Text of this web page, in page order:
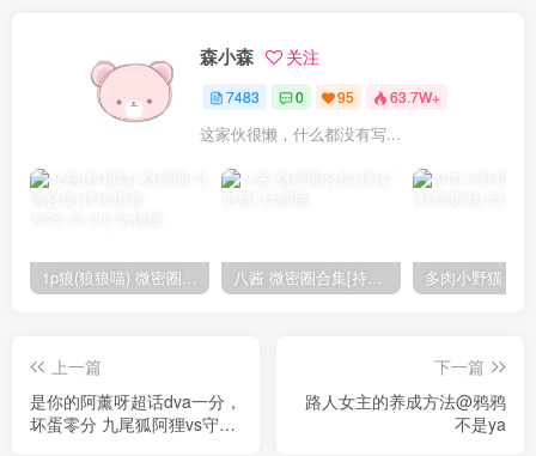
森小森 关注
7483 0 95 63.7W+
这家伙很懒，什么都没有写...
1p狼(狼狼喵) 微密圈/岛遇合集[持续更新2025.08.20] 八酱 微密圈合集[持续更新]
上一篇
是你的阿薰呀超话dva一分，
坏蛋零分 九尾狐阿狸vs守望
下一篇
路人女主的养成方法@鸦鸦
不是ya